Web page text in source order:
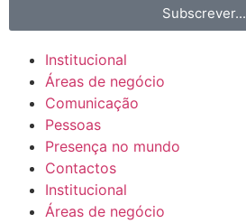
Subscrever...
Institucional
Áreas de negócio
Comunicação
Pessoas
Presença no mundo
Contactos
Institucional
Áreas de negócio